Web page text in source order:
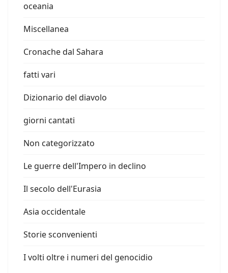
oceania
Miscellanea
Cronache dal Sahara
fatti vari
Dizionario del diavolo
giorni cantati
Non categorizzato
Le guerre dell'Impero in declino
Il secolo dell'Eurasia
Asia occidentale
Storie sconvenienti
I volti oltre i numeri del genocidio